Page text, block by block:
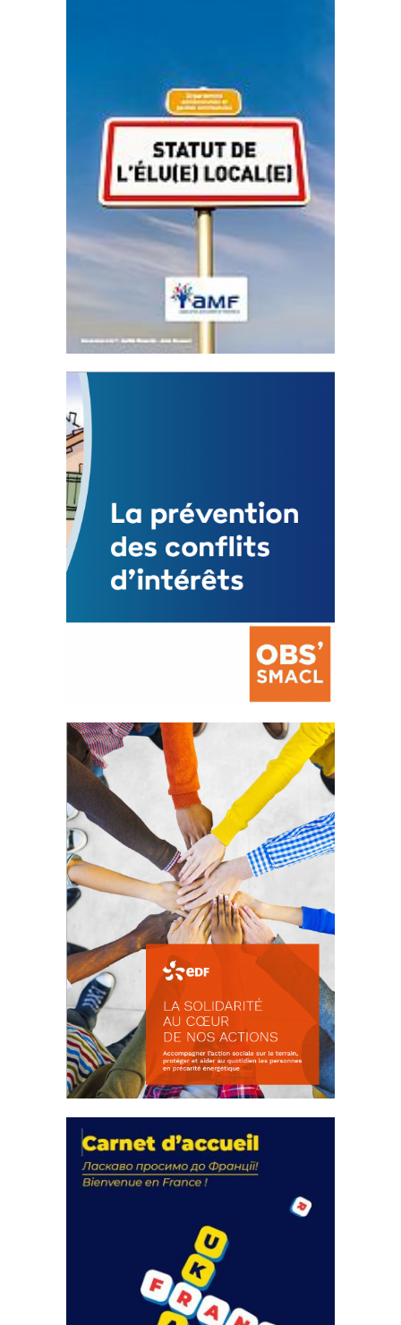
Statut de l’élu local
3 avril 2024
Mise à jour avril 2024
FEUILLETER
La prévention des conflits
d’intérêts
18 septembre 2023
FEUILLETER
actions
18 septembre 2023
FEUILLETER